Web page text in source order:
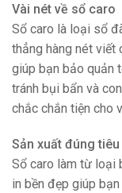
Vài nét về sổ caro
Sổ caro là loại sổ
thẳng hàng nét viết
giúp bạn bảo quản
tránh bụi bẩn và
chắc chắn tiện cho
Sản xuất đúng
Sổ caro làm từ loại
in bền đẹp giúp